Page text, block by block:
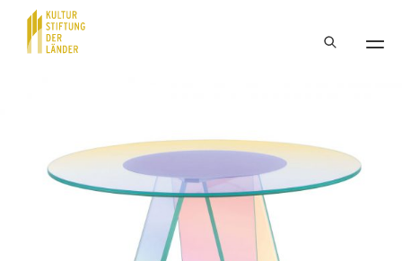
Hauptnavigation